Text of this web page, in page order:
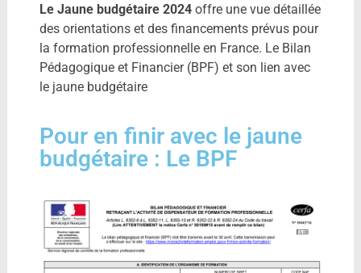
Le Jaune budgétaire 2024offre une vue détaillée
des orientations et des financements prévus pour
la formation professionnelle en France. Le Bilan
Pédagogique et Financier (BPF) et son lien avec
le jaune budgétaire
Pour en finir avec le jaune
budgétaire : Le BPF